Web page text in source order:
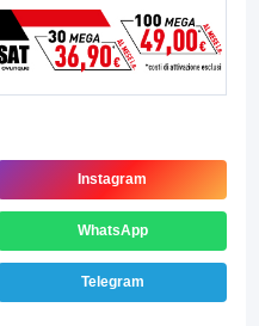
Instagram
WhatsApp
Telegram